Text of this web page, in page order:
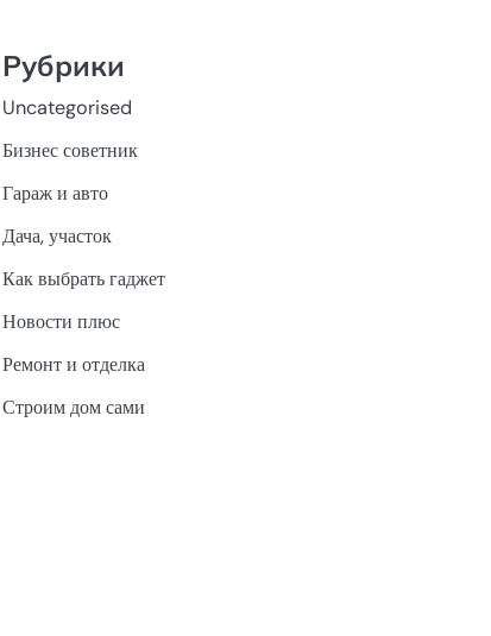
Рубрики
Uncategorised
Бизнес советник
Гараж и авто
Дача, участок
Как выбрать гаджет
Новости плюс
Ремонт и отделка
Строим дом сами